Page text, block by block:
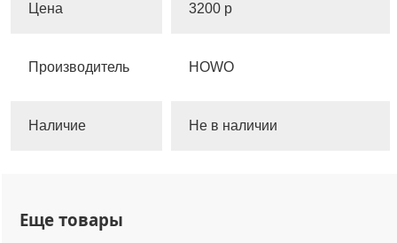
Цена 3200 р
Производитель HOWO
Наличие Не в наличии